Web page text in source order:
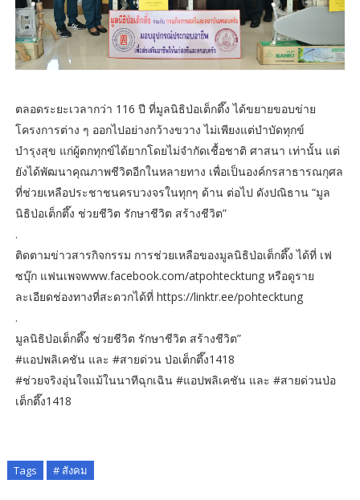
ตลอดระยะเวลากว่า 116 ปี ที่มูลนิธิป่อเต็กตึ๊ง ได้ขยายขอบข่าย
โครงการต่าง ๆ ออกไปอย่างกว้างขวาง ไม่เพียงแต่บำบัดทุกข์
บำรุงสุข แก่ผู้ตกทุกข์ได้ยากโดยไม่จำกัดเชื้อชาติ ศาสนา เท่านั้น แต่
ยังได้พัฒนาคุณภาพชีวิตอีกในหลายทาง เพื่อเป็นองค์กรสาธารณกุศล
ที่ช่วยเหลือประชาชนครบวงจรในทุกๆ ด้าน ต่อไป ดังปณิธาน “มูล
นิธิป่อเต็กตึ๊ง ช่วยชีวิต รักษาชีวิต สร้างชีวิต”
.
ติดตามข่าวสารกิจกรรม การช่วยเหลือของมูลนิธิป่อเต็กตึ๊ง ได้ที่ เฟ
ซบุ๊ก แฟนเพจwww.facebook.com/atpohtecktung หรือดูราย
ละเอียดช่องทางที่สะดวกได้ที่ https://linktr.ee/pohtecktung
.
มูลนิธิป่อเต็กตึ๊ง ช่วยชีวิต รักษาชีวิต สร้างชีวิต”
#แอปพลิเคชัน และ #สายด่วน ป่อเต็กตึ๊ง1418
#ช่วยจริงอุ่นใจแม้ในนาทีฉุกเฉิน #แอปพลิเคชัน และ #สายด่วนป่อ
เต็กตึ๊ง1418
Tags # สังคม